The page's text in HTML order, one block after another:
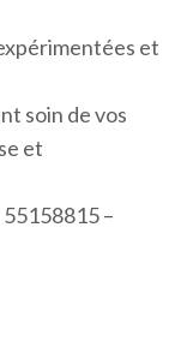
et
soin de vos
et
–